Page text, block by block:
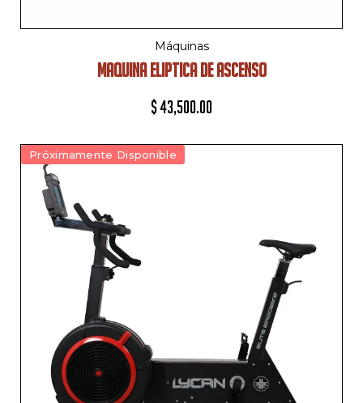
Máquinas
MAQUINA ELIPTICA DE ASCENSO
$43,500.00
Próximamente Disponible